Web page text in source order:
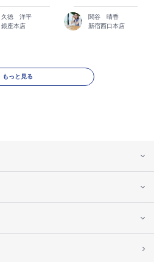
久徳 洋平
銀座本店
関谷 晴香
新宿西口本店
もっと見る